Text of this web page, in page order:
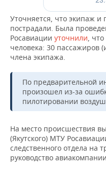
Уточняется, что экипаж
пострадали. Была
Росавиации уточнили,
человека: 30 пассажиров
члена экипажа.
По предварительной
произошел из-за
пилотировании
На место происшествия
(Якутского) МТУ
следственного отдела на
руководство